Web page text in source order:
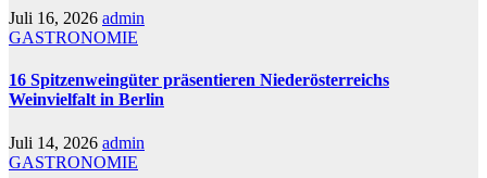
Juli 16, 2026 admin
GASTRONOMIE
16 Spitzenweingüter präsentieren Niederösterreichs
Weinvielfalt in Berlin
Juli 14, 2026 admin
GASTRONOMIE